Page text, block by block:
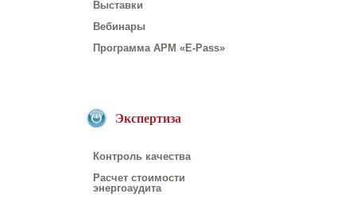
Выставки
Вебинары
Программа АРМ «E-Pass»
Экспертиза
Контроль качества
Расчет стоимости
энергоаудита